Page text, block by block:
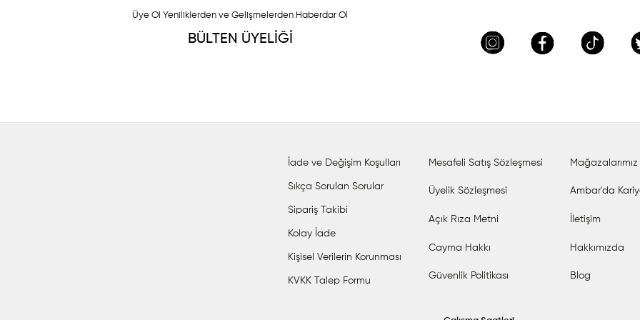
Üye Ol Yeniliklerden ve Gelişmelerden Haberdar Ol
BÜLTEN ÜYELİĞİ
İade ve Değişim Koşulları
Sıkça Sorulan Sorular
Sipariş Takibi
Kolay İade
Kişisel Verilerin Korunması
KVKK Talep Formu
Mesafeli Satış Sözleşmesi
Üyelik Sözleşmesi
Açık Rıza Metni
Cayma Hakkı
Güvenlik Politikası
Mağazalarımız
Ambar'da
İletişim
Hakkımızda
Blog